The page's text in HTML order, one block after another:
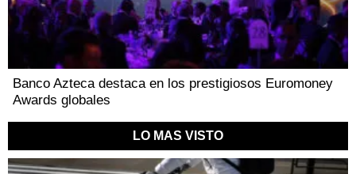
Banco Azteca destaca en los prestigiosos Euromoney
Awards globales
LO MAS VISTO